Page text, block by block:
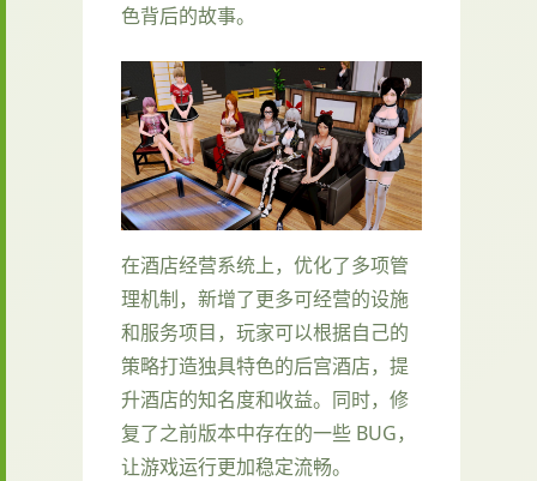
色背后的故事。
在酒店经营系统上，优化了多项管
理机制，新增了更多可经营的设施
和服务项目，玩家可以根据自己的
策略打造独具特色的后宫酒店，提
升酒店的知名度和收益。同时，修
复了之前版本中存在的一些 BUG，
让游戏运行更加稳定流畅。